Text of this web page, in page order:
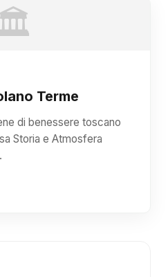
Terme
di benessere toscano
Storia e Atmosfera